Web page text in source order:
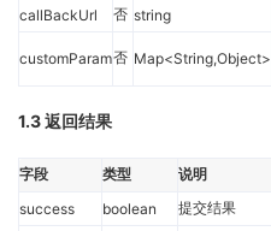
callBackUrl
否 string
customParam否 Map<String,Object>
1.3 返回结果
字段 类型 说明
success
boolean 提交结果